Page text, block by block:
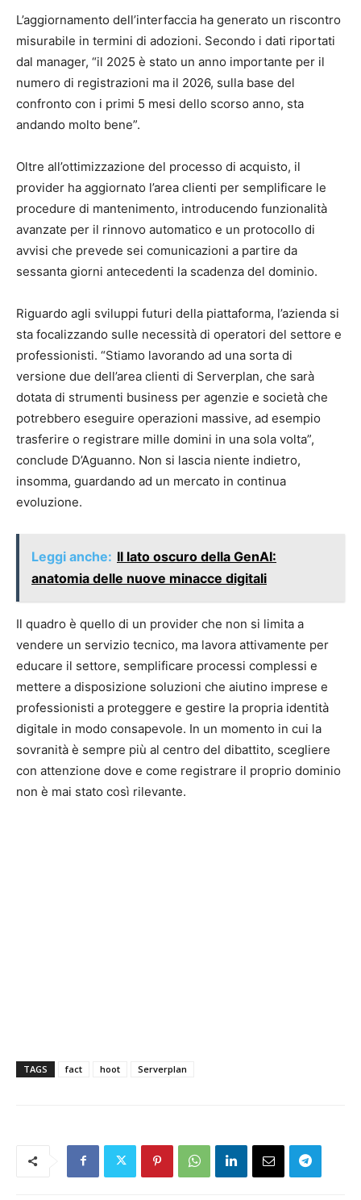
L’aggiornamento dell’interfaccia ha generato un riscontro
misurabile in termini di adozioni. Secondo i dati riportati
dal manager, “il 2025 è stato un anno importante per il
numero di registrazioni ma il 2026, sulla base del
confronto con i primi 5 mesi dello scorso anno, sta
andando molto bene”.
Oltre all’ottimizzazione del processo di acquisto, il
provider ha aggiornato l’area clienti per semplificare le
procedure di mantenimento, introducendo funzionalità
avanzate per il rinnovo automatico e un protocollo di
avvisi che prevede sei comunicazioni a partire da
sessanta giorni antecedenti la scadenza del dominio.
Riguardo agli sviluppi futuri della piattaforma, l’azienda si
sta focalizzando sulle necessità di operatori del settore e
professionisti. “Stiamo lavorando ad una sorta di
versione due dell’area clienti di Serverplan, che sarà
dotata di strumenti business per agenzie e società che
potrebbero eseguire operazioni massive, ad esempio
trasferire o registrare mille domini in una sola volta”,
conclude D’Aguanno. Non si lascia niente indietro,
insomma, guardando ad un mercato in continua
evoluzione.
Leggi anche: Il lato oscuro della GenAI:
anatomia delle nuove minacce digitali
Il quadro è quello di un provider che non si limita a
vendere un servizio tecnico, ma lavora attivamente per
educare il settore, semplificare processi complessi e
mettere a disposizione soluzioni che aiutino imprese e
professionisti a proteggere e gestire la propria identità
digitale in modo consapevole. In un momento in cui la
sovranità è sempre più al centro del dibattito, scegliere
con attenzione dove e come registrare il proprio dominio
non è mai stato così rilevante.
TAGS fact hoot Serverplan